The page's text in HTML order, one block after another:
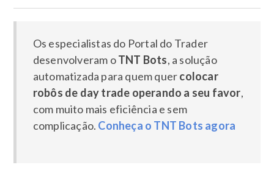
Os especialistas do Portal do Trader
desenvolveram oTNT Bots, a solução
automatizada para quem quercolocar
robôs de day trade operando a seu favor,
com muito mais eficiência e sem
complicação. Conheça o TNT Bots agora